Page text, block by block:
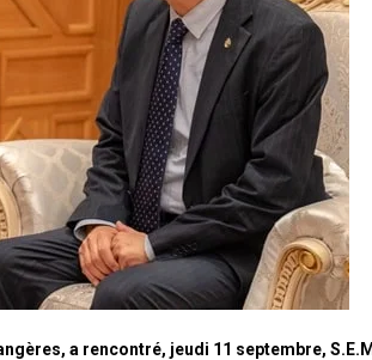
a rencontré, jeudi 11 septembre,